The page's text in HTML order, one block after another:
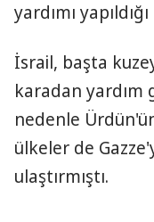
yardımı
İsrail, başta
karadan yardım
nedenle Ürdün'ün
ülkeler de
ulaştırmıştı.